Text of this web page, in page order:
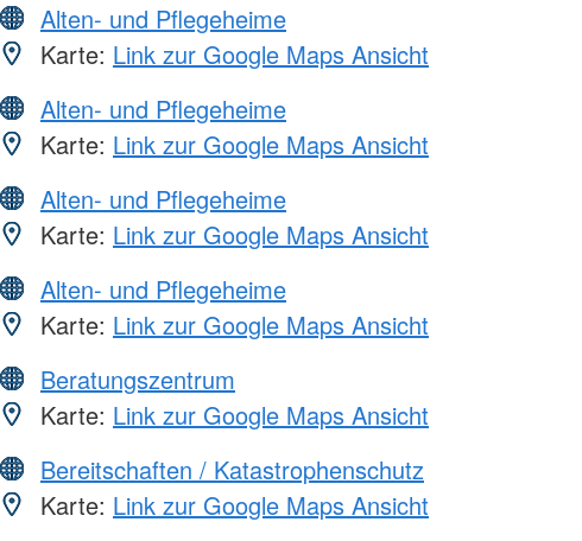
Alten- und Pflegeheime
Karte: Link zur Google Maps Ansicht
Alten- und Pflegeheime
Karte: Link zur Google Maps Ansicht
Alten- und Pflegeheime
Karte: Link zur Google Maps Ansicht
Alten- und Pflegeheime
Karte: Link zur Google Maps Ansicht
Beratungszentrum
Karte: Link zur Google Maps Ansicht
Bereitschaften / Katastrophenschutz
Karte: Link zur Google Maps Ansicht